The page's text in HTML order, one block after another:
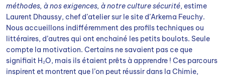
méthodes, à nos exigences, à notre culture sécurité, estime
Laurent Dhaussy, chef d’atelier sur le site d’Arkema Feuchy.
Nous accueillons indifféremment des profils techniques ou
littéraires, d’autres qui ont enchainé les petits boulots. Seule
compte la motivation. Certains ne savaient pas ce que
signifiait H₂O, mais ils étaient prêts à apprendre ! Ces parcours
inspirent et montrent que l’on peut réussir dans la Chimie,